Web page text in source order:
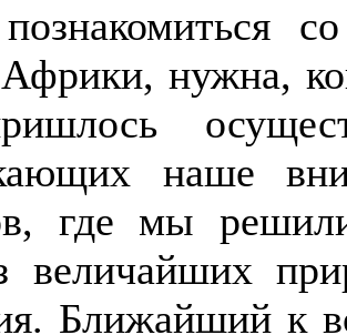
нужна,
наше
где мы
величайших
Ближайший к